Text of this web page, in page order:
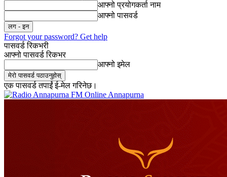
आफ्नो प्रयोगकर्ता नाम
आफ्नो पासवर्ड
Forgot your password? Get help
पासवर्ड रिकभरी
आफ्नो पासवर्ड रिकभर
आफ्नो इमेल
एक पासवर्ड तपाईं ई-मेल गरिनेछ।
Online Annapurna